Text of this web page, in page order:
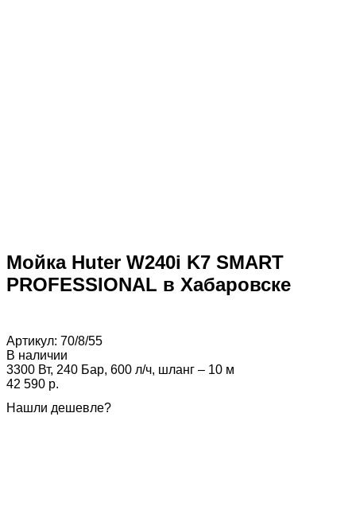
Мойка Huter W240i K7 SMART
PROFESSIONAL в Хабаровске
Артикул: 70/8/55
В наличии
3300 Вт, 240 Бар, 600 л/ч, шланг – 10 м
42 590 p.
Нашли дешевле?